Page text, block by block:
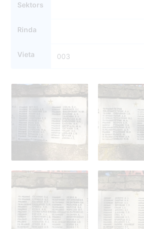
Sektors
Rinda
Vieta 003